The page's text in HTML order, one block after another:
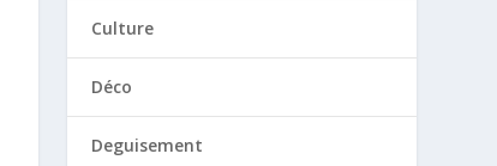
Culture
Déco
Deguisement